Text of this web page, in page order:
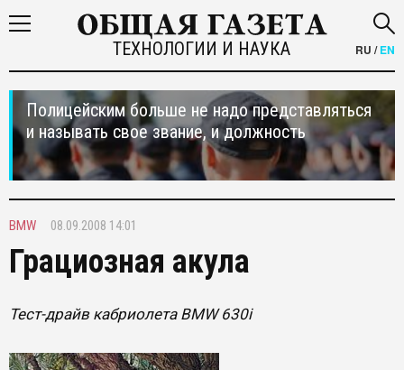
ТЕХНОЛОГИИ И НАУКА RU /EN
Полицейским больше не надо представляться
и называть свое звание, и должность
BMW 08.09.2008 14:01
Грациозная акула
Тест-драйв кабриолета BMW 630i